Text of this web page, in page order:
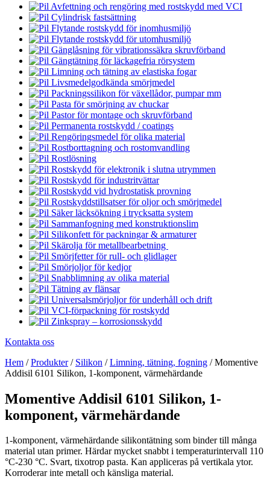
Avfettning och rengöring med rostskydd med VCI
Cylindrisk fastsättning
Flytande rostskydd för inomhusmiljö
Flytande rostskydd för utomhusmiljö
Gänglåsning för vibrationssäkra skruvförband
Gängtätning för läckagefria rörsystem
Limning och tätning av elastiska fogar
Livsmedelgodkända smörjmedel
Packningssilikon för växellådor, pumpar mm
Pasta för smörjning av chuckar
Pastor för montage och skruvförband
Permanenta rostskydd / coatings
Rengöringsmedel för olika material
Rostborttagning och rostomvandling
Rostlösning
Rostskydd för elektronik i slutna utrymmen
Rostskydd för industritvättar
Rostskydd vid hydrostatisk provning
Rostskyddstillsatser för oljor och smörjmedel
Säker läcksökning i trycksatta system
Sammanfogning med konstruktionslim
Silikonfett för packningar & armaturer
Skärolja för metallbearbetning
Smörjfetter för rull- och glidlager
Smörjoljor för kedjor
Snabblimning av olika material
Tätning av flänsar
Universalsmörjoljor för underhåll och drift
VCI-förpackning för rostskydd
Zinkspray – korrosionsskydd
Kontakta oss
Hem /Produkter/ Silikon /Limning, tätning, fogning /Momentive
Addisil 6101 Silikon, 1-komponent, värmehärdande
Momentive Addisil 6101 Silikon, 1-
komponent, värmehärdande
1-komponent, värmehärdande silikontätning som binder till många
material utan primer. Härdar mycket snabbt i temperaturintervall 110
°C-230 °C. Svart, tixotrop pasta. Kan appliceras på vertikala ytor.
Korroderar inte metall och känsliga material.